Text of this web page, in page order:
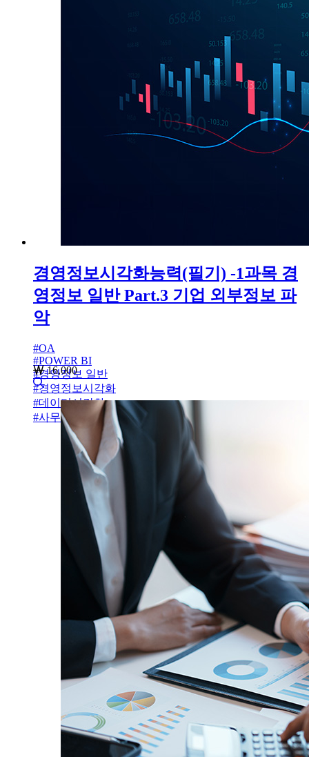
경영정보시각화능력(필기) -1과목 경
영정보 일반 Part.3 기업 외부정보 파
악
#OA
#POWER BI
#경영정보 일반
#경영정보시각화
#데이터시각화
#사무자동화
16,000